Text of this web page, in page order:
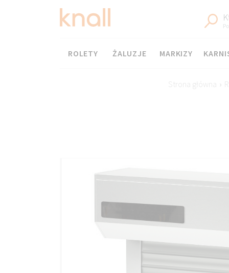
Menu
ROLETY ŻALUZJE MARKIZY
Strona główna ›